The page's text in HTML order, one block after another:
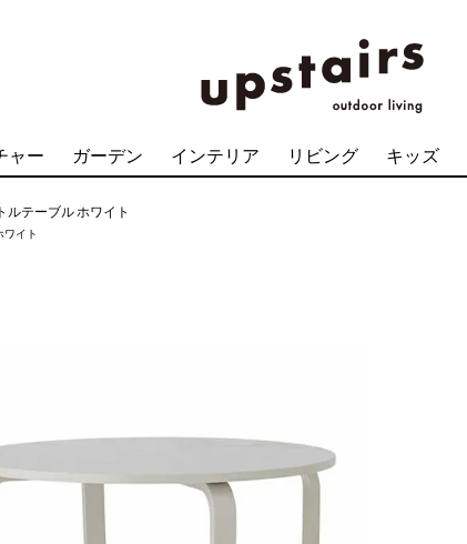
ャー ガーデン インテリア リビング キッズ
ルテーブル ホワイト
ワイト